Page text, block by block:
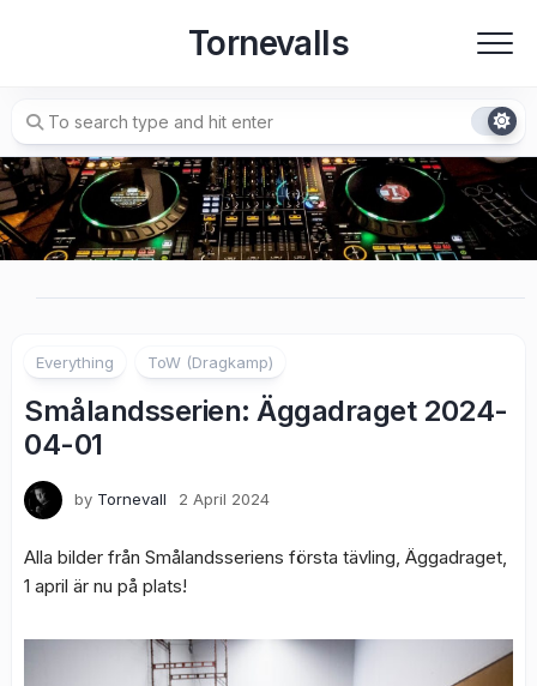
Tornevalls
Everything ToW (Dragkamp)
Smålandsserien: Äggadraget 2024-
04-01
by Tornevall 2 April 2024
Alla bilder från Smålandsseriens första tävling, Äggadraget,
1 april är nu på plats!